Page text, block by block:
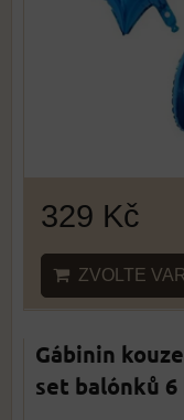
329 Kč
ZVOLTE
Gábinin
set balónků